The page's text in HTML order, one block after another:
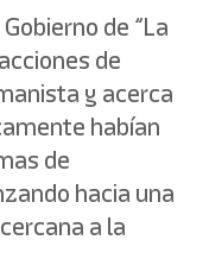
de “La
de
y acerca
habían
de
hacia una
a la